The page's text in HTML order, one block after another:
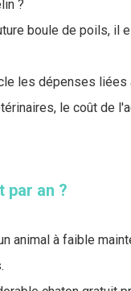
?
boule de poils, il
les dépenses
le coût de
par an ?
animal à faible